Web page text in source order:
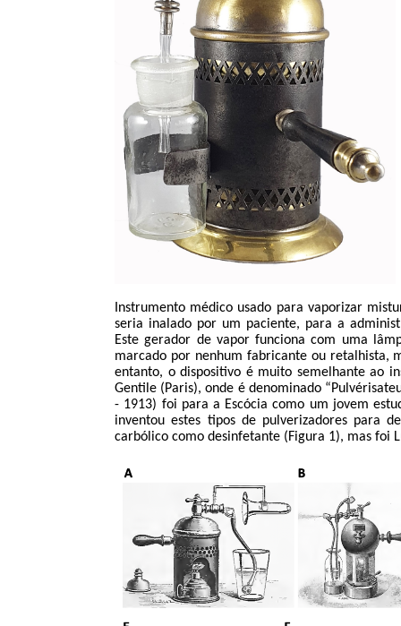
Instrumento médico usado para vaporizar
seria inalado por um paciente, para a
Este gerador de vapor funciona com uma
marcado por nenhum fabricante ou retalhista,
entanto, o dispositivo é muito semelhante ao
Gentile (Paris), onde é denominado “
- 1913) foi para a Escócia como um jovem
inventou estes tipos de pulverizadores para
carbólico como desinfetante (Figura 1), mas foi